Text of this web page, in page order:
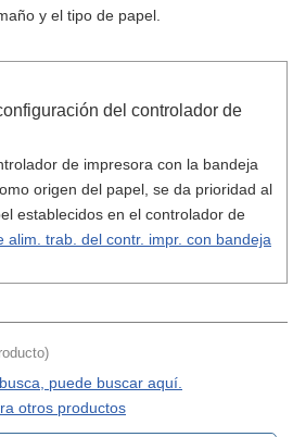
y el tipo de papel.
del controlador de
de impresora con la bandeja
origen del papel, se da prioridad al
establecidos en el controlador de
alim. trab. del contr. impr. con bandeja
puede buscar aquí.
otros productos